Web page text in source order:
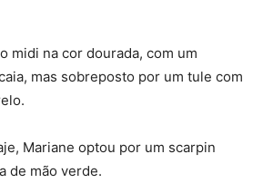
midi na cor dourada, com um
mas sobreposto por um tule com
Mariane optou por um scarpin
de mão verde.